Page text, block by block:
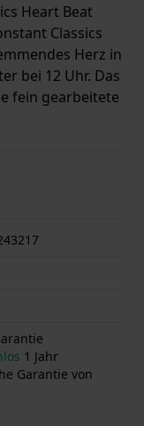
Heart Beat
Classics
Herz in
bei 12 Uhr. Das
fein gearbeitete
trägt eine
Im
335, das auf
edle Uhr feine
und ein
Edelstahl
40 mm und ist
In der Uhr
der Uhr
1 Jahr
Garantie von